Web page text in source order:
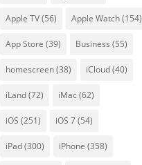
Apple TV(56) Apple Watch(154)
App Store (39) Business (55)
homescreen(38) iCloud(40)
iLand(72) iMac (62)
iOS (251) iOS 7(54)
iPad(300) iPhone (358)